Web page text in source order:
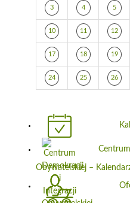
3 4 5
10 11 12
17 18 19
24 25 26
Obywatelskiej –